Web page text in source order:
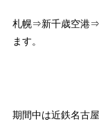
札幌⇒新千歳空港⇒
ます。
期間中は近鉄名古